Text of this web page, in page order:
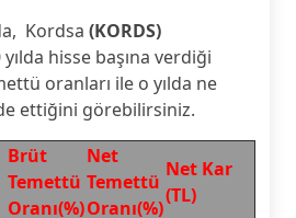
Kordsa (KORDS)
hisse başına verdiği
oranları ile o yılda ne
ettiğini görebilirsiniz.
Brüt
Temettü
Oranı(%)
Net
Temettü
Oranı(%)
Net Kar
(TL)